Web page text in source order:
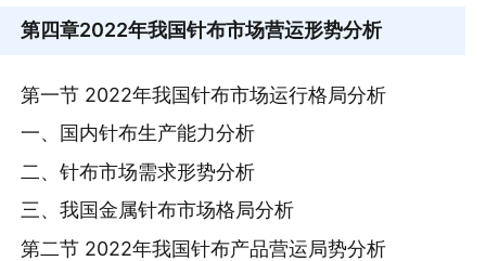
第四章2022年我国针布市场营运形势分析
第一节 2022年我国针布市场运行格局分析
一、国内针布生产能力分析
二、针布市场需求形势分析
三、我国金属针布市场格局分析
第二节 2022年我国针布产品营运局势分析